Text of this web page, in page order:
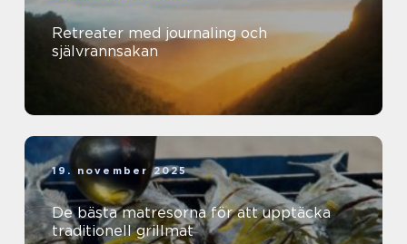
Retreater med journaling och
självrannsakan
19. november 2025
De bästa matresorna för att upptäcka
traditionell grillmat